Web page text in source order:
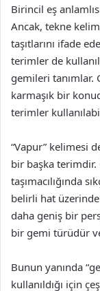
Birincil eş
Ancak, tekne
taşıtlarını ifade
terimler de
gemileri tanımlar.
karmaşık bir
terimler
“Vapur” kelimesi
bir başka terimdir.
taşımacılığında
belirli hat
daha geniş bir
bir gemi türüdür
Bunun yanında
kullanıldığı için